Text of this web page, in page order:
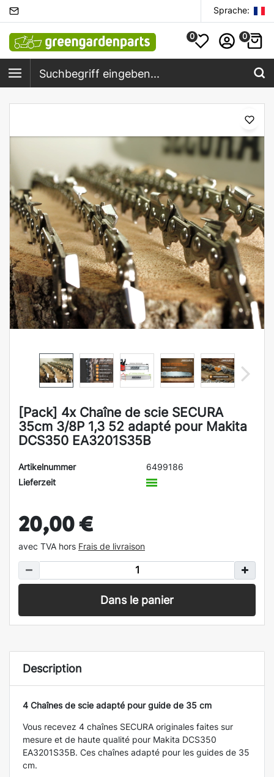
Sprache:
0 0
[Pack] 4x Chaîne de scie SECURA
35cm 3/8P 1,3 52 adapté pour Makita
DCS350 EA3201S35B
Artikelnummer
6499186
Lieferzeit
20,00 €
avec TVA hors Frais de livraison
Dans le panier
Description
4 Chaînes de scie adapté pour guide de 35 cm
Vous recevez 4 chaînes SECURA originales faites sur
mesure et de haute qualité pour Makita DCS350
EA3201S35B. Ces chaînes adapté pour les guides de 35
cm.